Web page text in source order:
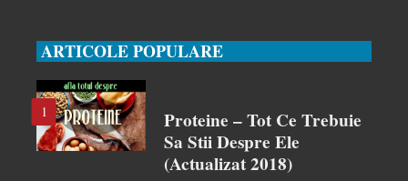
ARTICOLE POPULARE
1
Proteine – Tot Ce Trebuie
Sa Stii Despre Ele
(actualizat 2018)